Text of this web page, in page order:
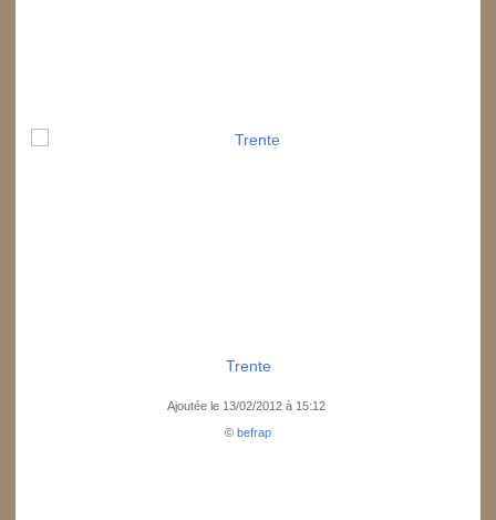
Trente
Ajoutée le 13/02/2012 à 15:12
© befrap